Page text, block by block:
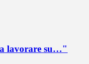
lavorare su…"